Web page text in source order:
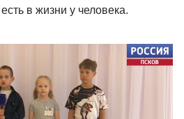
в жизни у человека.